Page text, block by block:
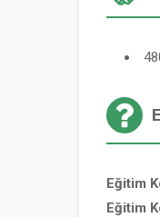
Eğitim
Eğitim